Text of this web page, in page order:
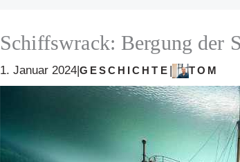
Schiffswrack: Bergung der
1. Januar 2024|GESCHICHTE | TOM